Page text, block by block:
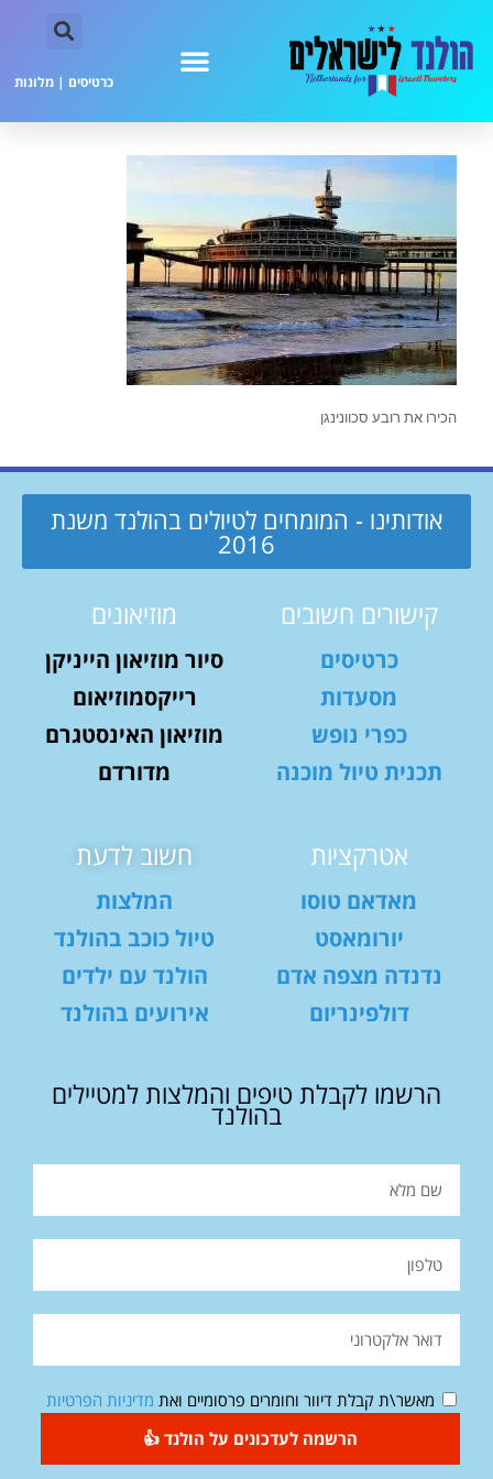
כרטיסים | מלונות
הכירו את רובע סכוונינגן
אודותינו - המומחים לטיולים בהולנד משנת
2016
קישורים חשובים
כרטיסים
מסעדות
כפרי נופש
תכנית טיול מוכנה
מוזיאונים
סיור מוזיאון הייניקן
רייקסמוזיאום
מוזיאון האינסטגרם
מדורדם
אטרקציות
מאדאם טוסו
יורומאסט
נדנדה מצפה אדם
דולפינריום
חשוב לדעת
המלצות
טיול כוכב בהולנד
הולנד עם ילדים
אירועים בהולנד
הרשמו לקבלת טיפים והמלצות למטיילים
בהולנד
מאשר\ת קבלת דיוור וחומרים פרסומיים ואת מדיניות הפרטיות
הרשמה לעדכונים על הולנד 👍